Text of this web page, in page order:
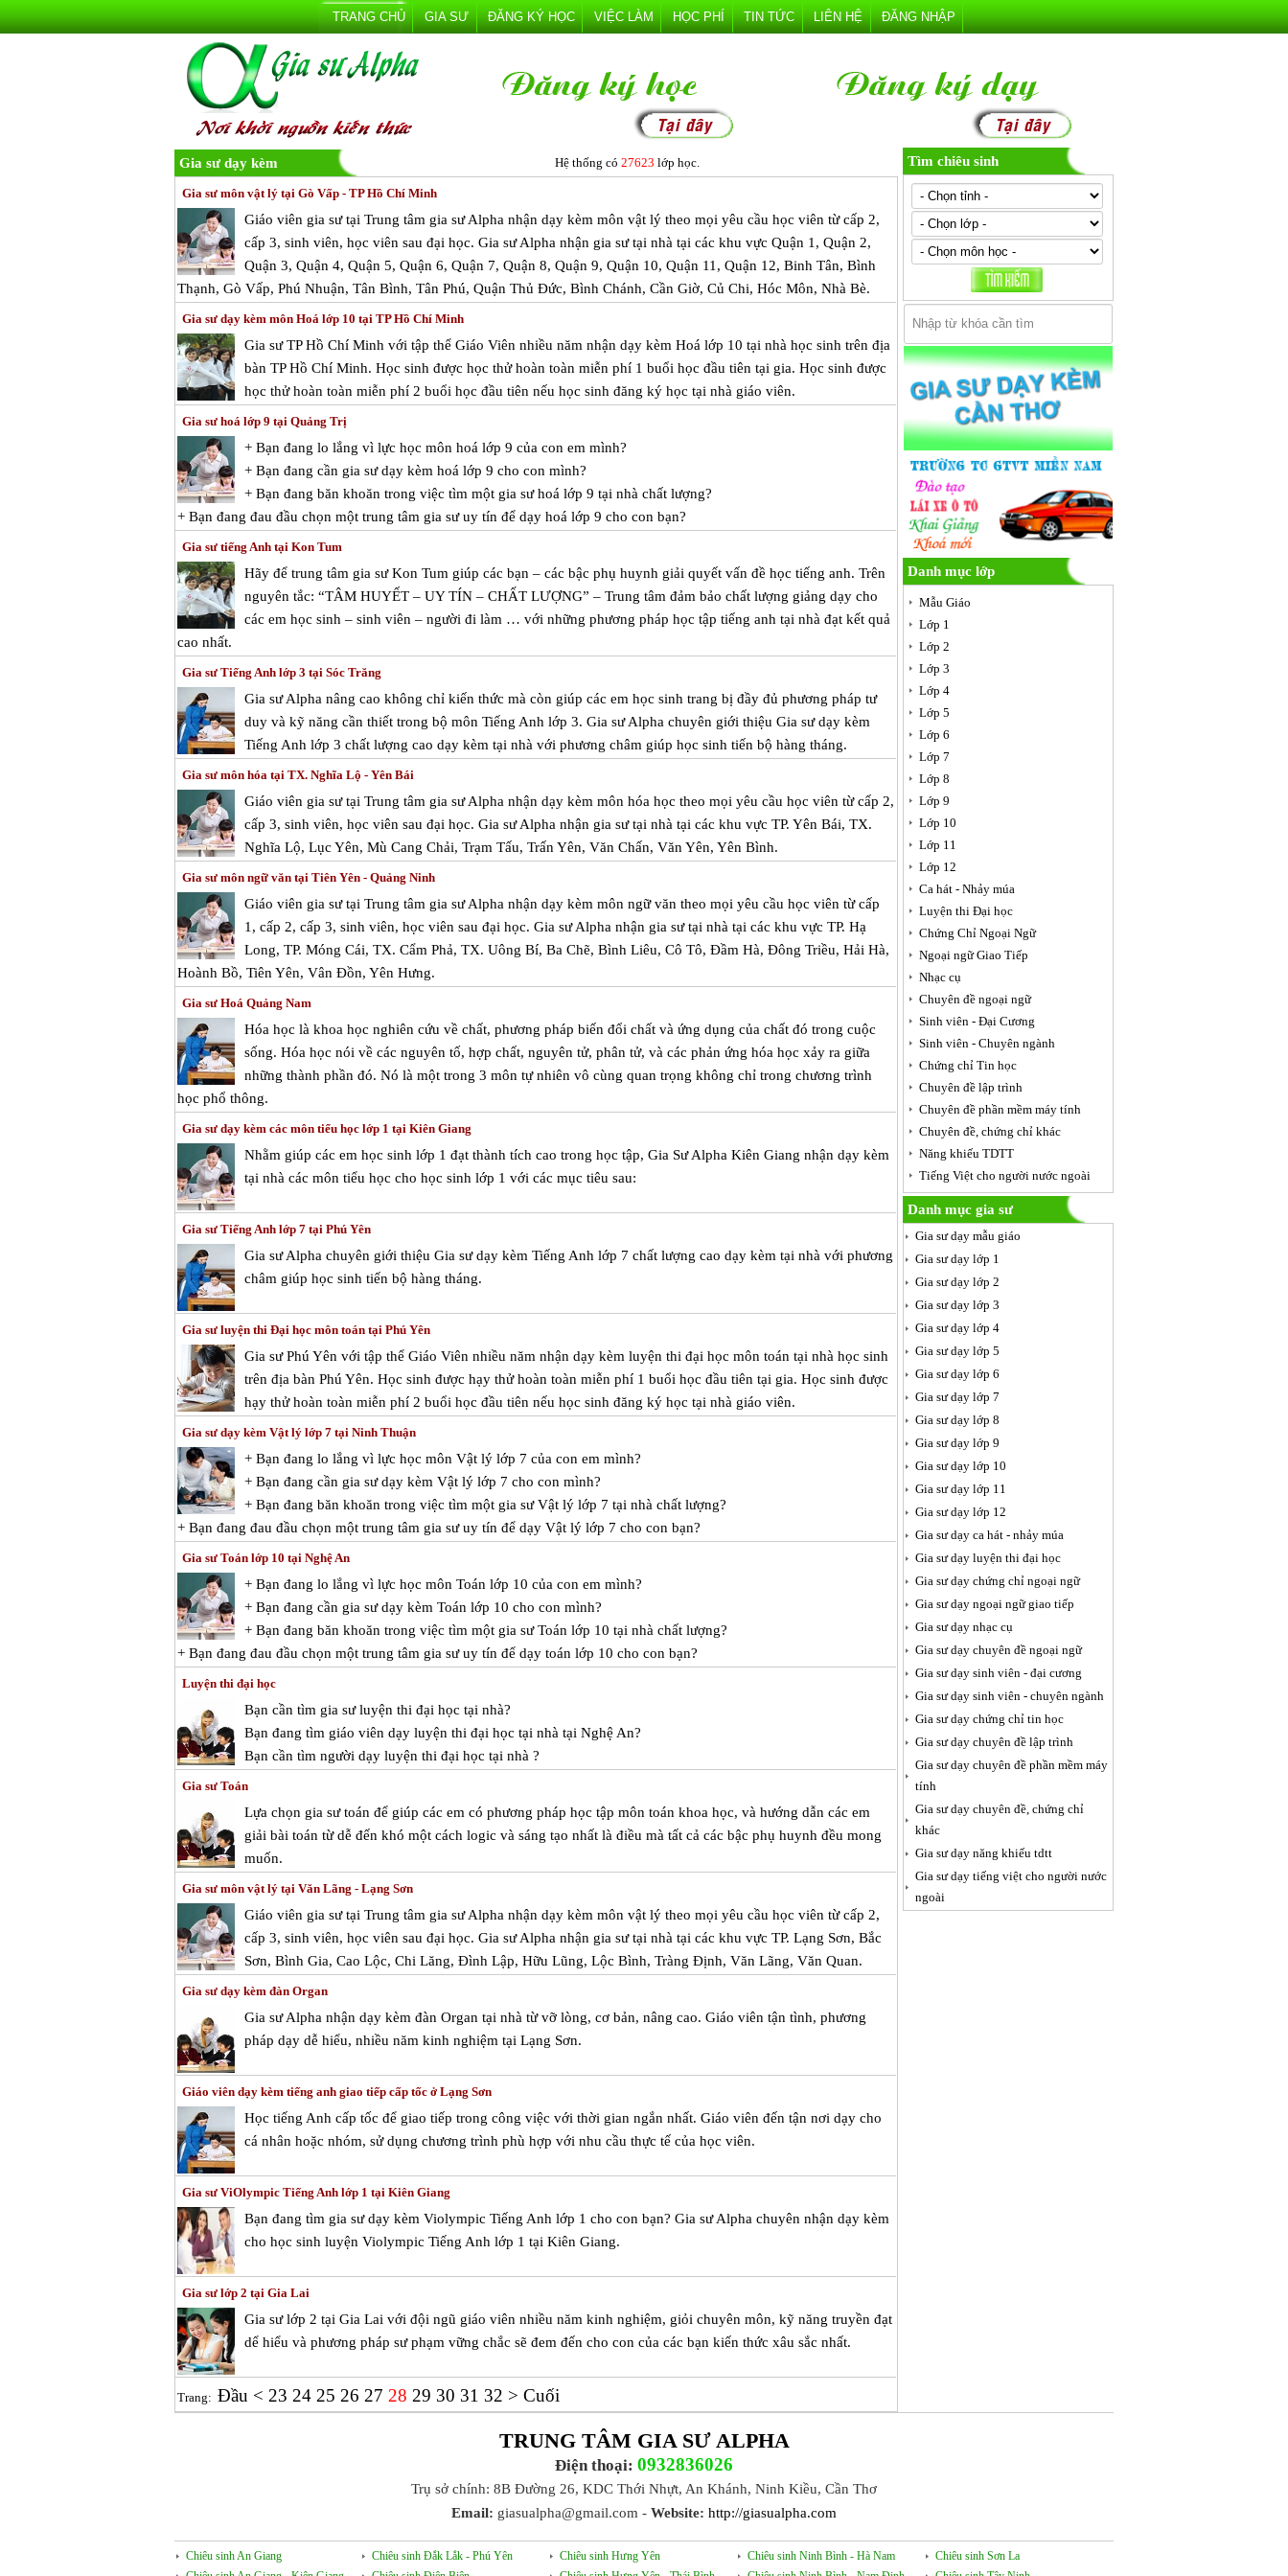
TRANG CHỦ GIA SƯ ĐĂNG KÝ HỌC VIỆC LÀM HỌC PHÍ TIN TỨC LIÊN HỆ ĐĂNG NHẬP
Gia sư dạy kèm Hệ thống có 27623 lớp học.
Gia sư môn vật lý tại Gò Vấp - TP Hồ Chí Minh
Giáo viên gia sư tại Trung tâm gia sư Alpha nhận dạy kèm môn vật lý theo mọi yêu cầu học viên từ cấp 2,
cấp 3, sinh viên, học viên sau đại học. Gia sư Alpha nhận gia sư tại nhà tại các khu vực Quận 1, Quận 2,
Quận 3, Quận 4, Quận 5, Quận 6, Quận 7, Quận 8, Quận 9, Quận 10, Quận 11, Quận 12, Binh Tân, Bình
Thạnh, Gò Vấp, Phú Nhuận, Tân Bình, Tân Phú, Quận Thủ Đức, Bình Chánh, Cần Giờ, Củ Chi, Hóc Môn, Nhà Bè.
Gia sư dạy kèm môn Hoá lớp 10 tại TP Hồ Chí Minh
Gia sư TP Hồ Chí Minh với tập thể Giáo Viên nhiều năm nhận dạy kèm Hoá lớp 10 tại nhà học sinh trên địa
bàn TP Hồ Chí Minh. Học sinh được học thử hoàn toàn miễn phí 1 buổi học đầu tiên tại gia. Học sinh được
học thử hoàn toàn miễn phí 2 buổi học đầu tiên nếu học sinh đăng ký học tại nhà giáo viên.
Gia sư hoá lớp 9 tại Quảng Trị
+ Bạn đang lo lắng vì lực học môn hoá lớp 9 của con em mình?
+ Bạn đang cần gia sư dạy kèm hoá lớp 9 cho con mình?
+ Bạn đang băn khoăn trong việc tìm một gia sư hoá lớp 9 tại nhà chất lượng?
+ Bạn đang đau đầu chọn một trung tâm gia sư uy tín để dạy hoá lớp 9 cho con bạn?
Gia sư tiếng Anh tại Kon Tum
Hãy để trung tâm gia sư Kon Tum giúp các bạn – các bậc phụ huynh giải quyết vấn đề học tiếng anh. Trên
nguyên tắc: “TÂM HUYẾT – UY TÍN – CHẤT LƯỢNG” – Trung tâm đảm bảo chất lượng giảng dạy cho
các em học sinh – sinh viên – người đi làm … với những phương pháp học tập tiếng anh tại nhà đạt kết quả
cao nhất.
Gia sư Tiếng Anh lớp 3 tại Sóc Trăng
Gia sư Alpha nâng cao không chỉ kiến thức mà còn giúp các em học sinh trang bị đầy đủ phương pháp tư
duy và kỹ năng cần thiết trong bộ môn Tiếng Anh lớp 3. Gia sư Alpha chuyên giới thiệu Gia sư dạy kèm
Tiếng Anh lớp 3 chất lượng cao dạy kèm tại nhà với phương châm giúp học sinh tiến bộ hàng tháng.
Gia sư môn hóa tại TX. Nghĩa Lộ - Yên Bái
Giáo viên gia sư tại Trung tâm gia sư Alpha nhận dạy kèm môn hóa học theo mọi yêu cầu học viên từ cấp 2,
cấp 3, sinh viên, học viên sau đại học. Gia sư Alpha nhận gia sư tại nhà tại các khu vực TP. Yên Bái, TX.
Nghĩa Lộ, Lục Yên, Mù Cang Chải, Trạm Tấu, Trấn Yên, Văn Chấn, Văn Yên, Yên Bình.
Gia sư môn ngữ văn tại Tiên Yên - Quảng Ninh
Giáo viên gia sư tại Trung tâm gia sư Alpha nhận dạy kèm môn ngữ văn theo mọi yêu cầu học viên từ cấp
1, cấp 2, cấp 3, sinh viên, học viên sau đại học. Gia sư Alpha nhận gia sư tại nhà tại các khu vực TP. Hạ
Long, TP. Móng Cái, TX. Cẩm Phả, TX. Uông Bí, Ba Chẽ, Bình Liêu, Cô Tô, Đầm Hà, Đông Triều, Hải Hà,
Hoành Bồ, Tiên Yên, Vân Đồn, Yên Hưng.
Gia sư Hoá Quảng Nam
Hóa học là khoa học nghiên cứu về chất, phương pháp biến đổi chất và ứng dụng của chất đó trong cuộc
sống. Hóa học nói về các nguyên tố, hợp chất, nguyên tử, phân tử, và các phản ứng hóa học xảy ra giữa
những thành phần đó. Nó là một trong 3 môn tự nhiên vô cùng quan trọng không chỉ trong chương trình
học phổ thông.
Gia sư dạy kèm các môn tiểu học lớp 1 tại Kiên Giang
Nhằm giúp các em học sinh lớp 1 đạt thành tích cao trong học tập, Gia Sư Alpha Kiên Giang nhận dạy kèm
tại nhà các môn tiểu học cho học sinh lớp 1 với các mục tiêu sau:
Gia sư Tiếng Anh lớp 7 tại Phú Yên
Gia sư Alpha chuyên giới thiệu Gia sư dạy kèm Tiếng Anh lớp 7 chất lượng cao dạy kèm tại nhà với phương
châm giúp học sinh tiến bộ hàng tháng.
Gia sư luyện thi Đại học môn toán tại Phú Yên
Gia sư Phú Yên với tập thể Giáo Viên nhiều năm nhận dạy kèm luyện thi đại học môn toán tại nhà học sinh
trên địa bàn Phú Yên. Học sinh được hạy thử hoàn toàn miễn phí 1 buổi học đầu tiên tại gia. Học sinh được
hạy thử hoàn toàn miễn phí 2 buổi học đầu tiên nếu học sinh đăng ký học tại nhà giáo viên.
Gia sư dạy kèm Vật lý lớp 7 tại Ninh Thuận
+ Bạn đang lo lắng vì lực học môn Vật lý lớp 7 của con em mình?
+ Bạn đang cần gia sư dạy kèm Vật lý lớp 7 cho con mình?
+ Bạn đang băn khoăn trong việc tìm một gia sư Vật lý lớp 7 tại nhà chất lượng?
+ Bạn đang đau đầu chọn một trung tâm gia sư uy tín để dạy Vật lý lớp 7 cho con bạn?
Gia sư Toán lớp 10 tại Nghệ An
+ Bạn đang lo lắng vì lực học môn Toán lớp 10 của con em mình?
+ Bạn đang cần gia sư dạy kèm Toán lớp 10 cho con mình?
+ Bạn đang băn khoăn trong việc tìm một gia sư Toán lớp 10 tại nhà chất lượng?
+ Bạn đang đau đầu chọn một trung tâm gia sư uy tín để dạy toán lớp 10 cho con bạn?
Luyện thi đại học
Bạn cần tìm gia sư luyện thi đại học tại nhà?
Bạn đang tìm giáo viên dạy luyện thi đại học tại nhà tại Nghệ An?
Bạn cần tìm người dạy luyện thi đại học tại nhà ?
Gia sư Toán
Lựa chọn gia sư toán để giúp các em có phương pháp học tập môn toán khoa học, và hướng dẫn các em
giải bài toán từ dễ đến khó một cách logic và sáng tạo nhất là điều mà tất cả các bậc phụ huynh đều mong
muốn.
Gia sư môn vật lý tại Văn Lãng - Lạng Sơn
Giáo viên gia sư tại Trung tâm gia sư Alpha nhận dạy kèm môn vật lý theo mọi yêu cầu học viên từ cấp 2,
cấp 3, sinh viên, học viên sau đại học. Gia sư Alpha nhận gia sư tại nhà tại các khu vực TP. Lạng Sơn, Bắc
Sơn, Bình Gia, Cao Lộc, Chi Lăng, Đình Lập, Hữu Lũng, Lộc Bình, Tràng Định, Văn Lãng, Văn Quan.
Gia sư dạy kèm đàn Organ
Gia sư Alpha nhận dạy kèm đàn Organ tại nhà từ vỡ lòng, cơ bản, nâng cao. Giáo viên tận tình, phương
pháp dạy dễ hiểu, nhiều năm kinh nghiệm tại Lạng Sơn.
Giáo viên dạy kèm tiếng anh giao tiếp cấp tốc ở Lạng Sơn
Học tiếng Anh cấp tốc để giao tiếp trong công việc với thời gian ngắn nhất. Giáo viên đến tận nơi dạy cho
cá nhân hoặc nhóm, sử dụng chương trình phù hợp với nhu cầu thực tế của học viên.
Gia sư ViOlympic Tiếng Anh lớp 1 tại Kiên Giang
Bạn đang tìm gia sư dạy kèm Violympic Tiếng Anh lớp 1 cho con bạn? Gia sư Alpha chuyên nhận dạy kèm
cho học sinh luyện Violympic Tiếng Anh lớp 1 tại Kiên Giang.
Gia sư lớp 2 tại Gia Lai
Gia sư lớp 2 tại Gia Lai với đội ngũ giáo viên nhiều năm kinh nghiệm, giỏi chuyên môn, kỹ năng truyền đạt
dể hiểu và phương pháp sư phạm vững chắc sẽ đem đến cho con của các bạn kiến thức xâu sắc nhất.
Trang: Đầu < 23 24 25 26 27 28 29 30 31 32 > Cuối
Tìm chiêu sinh
Danh mục lớp
Mẫu Giáo
Lớp 1
Lớp 2
Lớp 3
Lớp 4
Lớp 5
Lớp 6
Lớp 7
Lớp 8
Lớp 9
Lớp 10
Lớp 11
Lớp 12
Ca hát - Nhảy múa
Luyện thi Đại học
Chứng Chỉ Ngoại Ngữ
Ngoại ngữ Giao Tiếp
Nhạc cụ
Chuyên đề ngoại ngữ
Sinh viên - Đại Cương
Sinh viên - Chuyên ngành
Chứng chỉ Tin học
Chuyên đề lập trình
Chuyên đề phần mềm máy tính
Chuyên đề, chứng chỉ khác
Năng khiếu TDTT
Tiếng Việt cho người nước ngoài
Danh mục gia sư
Gia sư dạy mẫu giáo
Gia sư dạy lớp 1
Gia sư dạy lớp 2
Gia sư dạy lớp 3
Gia sư dạy lớp 4
Gia sư dạy lớp 5
Gia sư dạy lớp 6
Gia sư dạy lớp 7
Gia sư dạy lớp 8
Gia sư dạy lớp 9
Gia sư dạy lớp 10
Gia sư dạy lớp 11
Gia sư dạy lớp 12
Gia sư dạy ca hát - nhảy múa
Gia sư dạy luyện thi đại học
Gia sư dạy chứng chỉ ngoại ngữ
Gia sư dạy ngoại ngữ giao tiếp
Gia sư dạy nhạc cụ
Gia sư dạy chuyên đề ngoại ngữ
Gia sư dạy sinh viên - đại cương
Gia sư dạy sinh viên - chuyên ngành
Gia sư dạy chứng chỉ tin học
Gia sư dạy chuyên đề lập trình
Gia sư dạy chuyên đề phần mềm máy
tính
Gia sư dạy chuyên đề, chứng chỉ
khác
Gia sư dạy năng khiếu tdtt
Gia sư dạy tiếng việt cho người nước
ngoài
TRUNG TÂM GIA SƯ ALPHA
Điện thoại: 0932836026
Trụ sở chính: 8B Đường 26, KDC Thới Nhựt, An Khánh, Ninh Kiều, Cần Thơ
Email: giasualpha@gmail.com - Website: http://giasualpha.com
Chiêu sinh An Giang
Chiêu sinh Đắk Lắk - Phú Yên
Chiêu sinh Hưng Yên
Chiêu sinh Ninh Bình - Hà Nam
Chiêu sinh Sơn La